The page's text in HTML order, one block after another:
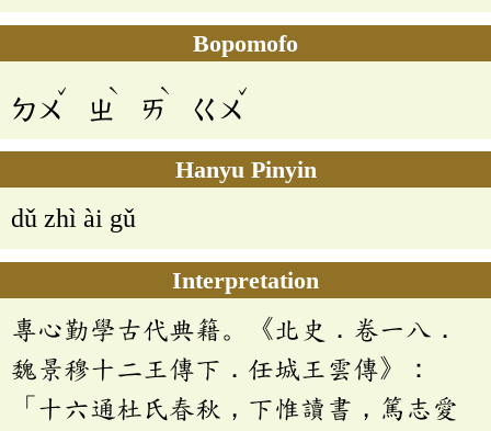
Bopomofo
ㄉㄨ
ˇ
ㄓ
ˋ
ㄞ
ˋ
ㄍㄨ
ˇ
Hanyu Pinyin
dǔ zhì ài gǔ
Interpretation
專心勤學古代典籍。《北史．卷一八．
魏景穆十二王傳下．任城王雲傳》：
「十六通杜氏春秋，下惟讀書，篤志愛